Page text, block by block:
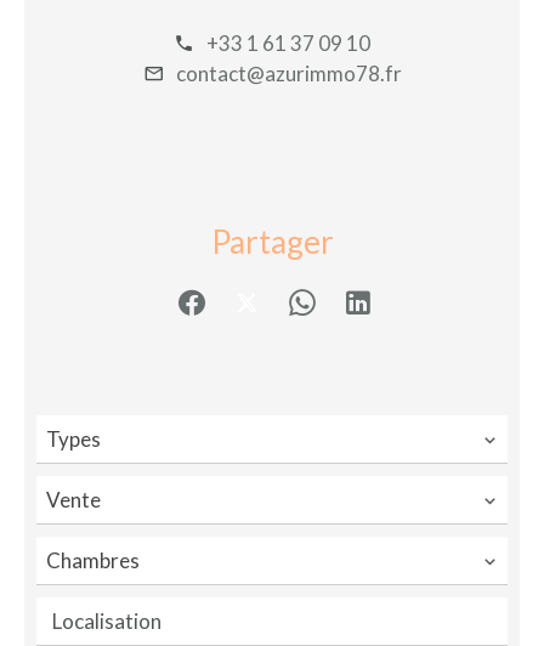
+33 1 61 37 09 10
contact@azurimmo78.fr
Partager
Types
Vente
Chambres
Localisation